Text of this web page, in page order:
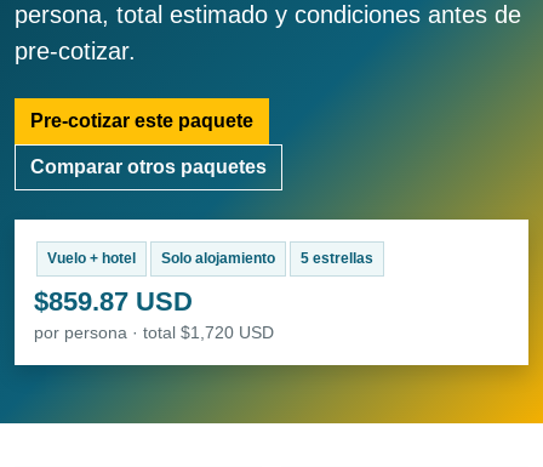
persona, total estimado y condiciones antes de
pre-cotizar.
Pre-cotizar este paquete
Comparar otros paquetes
Vuelo + hotel Solo alojamiento 5 estrellas
$859.87 USD
por persona · total $1,720 USD